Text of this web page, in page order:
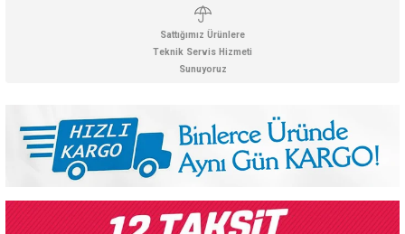
Sattığımız Ürünlere
Teknik Servis Hizmeti
Sunuyoruz